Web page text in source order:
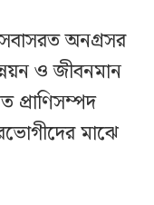
অনগ্রসর
ও জীবনমান
প্রাণিসম্পদ
মাঝে